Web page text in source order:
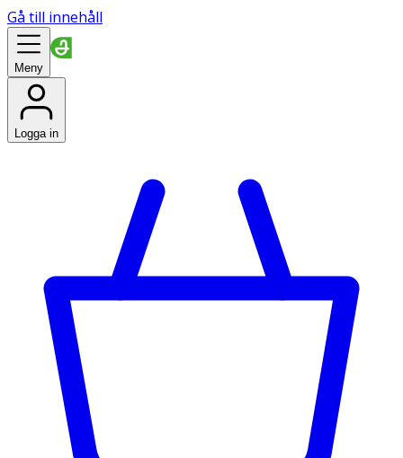
Gå till innehåll
Meny
Logga in